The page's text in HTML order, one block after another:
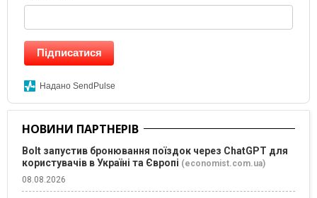
Підписатися
Надано SendPulse
НОВИНИ ПАРТНЕРІВ
Bolt запустив бронювання поїздок через ChatGPT для
користувачів в Україні та Європі (economist.com.ua)
08.08.2026